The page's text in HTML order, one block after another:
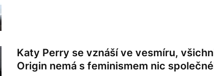
Katy Perry se vznáší ve vesmíru,
Origin nemá s feminismem nic